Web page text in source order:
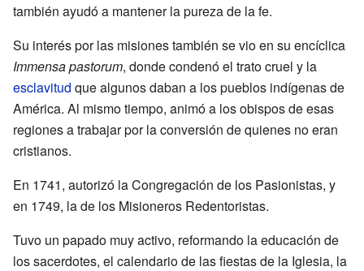
también ayudó a mantener la pureza de la fe.
Su interés por las misiones también se vio en su encíclica
Immensa pastorum, donde condenó el trato cruel y la
esclavitud que algunos daban a los pueblos indígenas de
América. Al mismo tiempo, animó a los obispos de esas
regiones a trabajar por la conversión de quienes no eran
cristianos.
En 1741, autorizó la Congregación de los Pasionistas, y
en 1749, la de los Misioneros Redentoristas.
Tuvo un papado muy activo, reformando la educación de
los sacerdotes, el calendario de las fiestas de la Iglesia, la